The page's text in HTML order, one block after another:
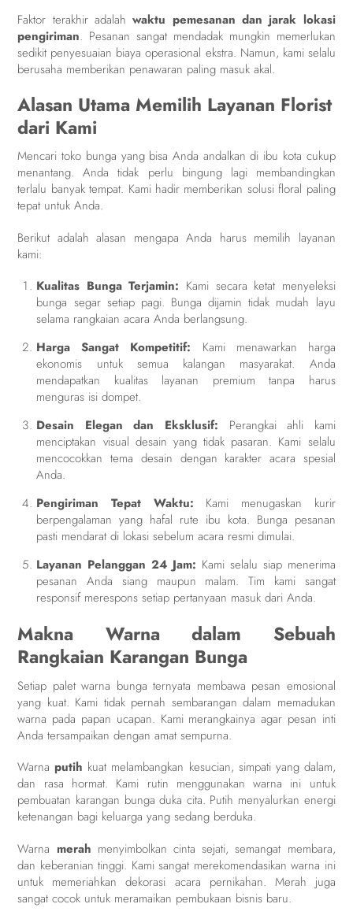
Faktor terakhir adalahwaktu pemesanan dan jarak lokasi
pengiriman. Pesanan sangat mendadak mungkin memerlukan
sedikit penyesuaian biaya operasional ekstra. Namun, kami selalu
berusaha memberikan penawaran paling masuk akal.
Alasan Utama Memilih Layanan Florist
dari Kami
Mencari toko bunga yang bisa Anda andalkan di ibu kota cukup
menantang. Anda tidak perlu bingung lagi membandingkan
terlalu banyak tempat. Kami hadir memberikan solusi floral paling
tepat untuk Anda.
Berikut adalah alasan mengapa Anda harus memilih layanan
kami:
Kualitas Bunga Terjamin: Kami secara ketat menyeleksi
bunga segar setiap pagi. Bunga dijamin tidak mudah layu
selama rangkaian acara Anda berlangsung.
Harga Sangat Kompetitif: Kami menawarkan harga
ekonomis untuk semua kalangan masyarakat. Anda
mendapatkan kualitas layanan premium tanpa harus
menguras isi dompet.
Desain Elegan dan Eksklusif: Perangkai ahli kami
menciptakan visual desain yang tidak pasaran. Kami selalu
mencocokkan tema desain dengan karakter acara spesial
Anda.
Pengiriman Tepat Waktu: Kami menugaskan kurir
berpengalaman yang hafal rute ibu kota. Bunga pesanan
pasti mendarat di lokasi sebelum acara resmi dimulai.
Layanan Pelanggan 24 Jam: Kami selalu siap menerima
pesanan Anda siang maupun malam. Tim kami sangat
responsif merespons setiap pertanyaan masuk dari Anda.
Makna Warna dalam Sebuah
Rangkaian Karangan Bunga
Setiap palet warna bunga ternyata membawa pesan emosional
yang kuat. Kami tidak pernah sembarangan dalam memadukan
warna pada papan ucapan. Kami merangkainya agar pesan inti
Anda tersampaikan dengan amat sempurna.
Warnaputih kuat melambangkan kesucian, simpati yang dalam,
dan rasa hormat. Kami rutin menggunakan warna ini untuk
pembuatan karangan bunga duka cita. Putih menyalurkan energi
ketenangan bagi keluarga yang sedang berduka.
Warna merah menyimbolkan cinta sejati, semangat membara,
dan keberanian tinggi. Kami sangat merekomendasikan warna ini
untuk memeriahkan dekorasi acara pernikahan. Merah juga
sangat cocok untuk meramaikan pembukaan bisnis baru.